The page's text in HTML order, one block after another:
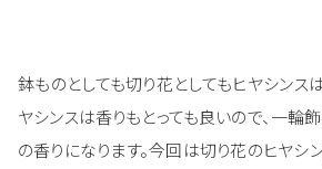
鉢ものとしても切り花としてもヒヤシンス
ヤシンスは香りもとっても良いので、一輪
の香りになります。今回は切り花のヒヤシ